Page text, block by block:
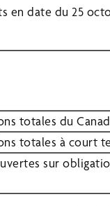
en date du 25
totales du
totales à court
sur